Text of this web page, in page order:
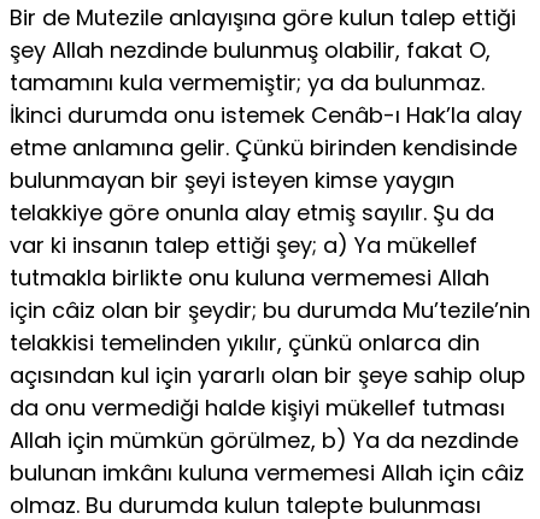
Bir de Mutezile anlayışına göre kulun talep ettiği
şey Allah nezdinde bulunmuş olabilir, fakat O,
tamamını kula vermemiştir; ya da bulunmaz.
İkinci durumda onu istemek Cenâb-ı Hak’la alay
etme anlamına gelir. Çünkü birinden kendisinde
bulunmayan bir şeyi isteyen kimse yaygın
telakkiye göre onunla alay etmiş sayılır. Şu da
var ki insanın talep ettiği şey; a) Ya mükellef
tutmakla birlikte onu kuluna vermemesi Allah
için câiz olan bir şeydir; bu durumda Mu’tezile’nin
telakkisi temelinden yıkılır, çünkü onlarca din
açısından kul için yararlı olan bir şeye sahip olup
da onu vermediği halde kişiyi mükellef tutması
Allah için mümkün görülmez, b) Ya da nezdinde
bulunan imkânı ku­luna vermemesi Allah için câiz
olmaz. Bu durumda kulun talepte bulunması